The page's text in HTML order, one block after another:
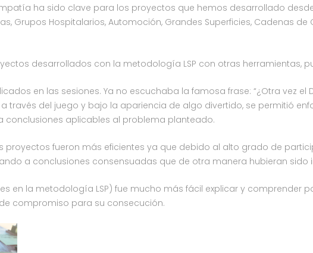
ha sido clave para los proyectos que hemos desarrollado
Grupos Hospitalarios, Automoción, Grandes Superficies, Cadenas de
desarrollados con la metodología LSP con otras herramientas,
en las sesiones. Ya no escuchaba la famosa frase: “¿Otra vez el
través del juego y bajo la apariencia de algo divertido, se permitió
conclusiones aplicables al problema planteado.
proyectos fueron más eficientes ya que debido al alto grado de
a conclusiones consensuadas que de otra manera hubieran sido
en la metodología LSP) fue mucho más fácil explicar y comprender
compromiso para su consecución.